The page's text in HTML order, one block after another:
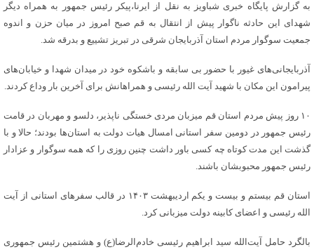
به گزارش پایگاه خبری شباویز به نقل از ایرنا،پیکر رئیس جمهور به همراه دیگر
شهدای این حادثه ناگوار پیش از انتقال به قم صبح امروز در میان حزن و اندوه
جمعیت سوگوار مردم استان آذربایجان شرقی در تبریز تشییع و بدرقه شد.
آذربایجانی‌های غیور با حضور بی سابقه و باشکوه خود در میدان شهدا و خیابان‌های
پیرامون این مکان با شهید آیت الله رئیسی و همراهانش برای آخرین بار وداع کردند.
۱۰ روز پیش مردم استان قم میزبان مردی خستگی ناپذیر، دلسو و مهربان در قامت
رئیس جمهور در دومین سفر استانی امسال هیات دولت به استان‌ها بودند؛ حالا و با
گذشت این مدت کوتاه چه کسی باور داشت چنین روزی را که همه سوگوار و عزادار
رئیس جمهور محبوبشان باشند.
استان قم بیستم و بیست و یکم اردیبهشت ۱۴۰۳ در قالب سفرهای استانی از آیت
الله رئیسی و اعضای کابینه دولت میزبانی کرد.
بالگرد حامل آیت‌الله سید ابراهیم رئیسی خادم‌الرضا(ع) و هشتمین رئیس جمهوری